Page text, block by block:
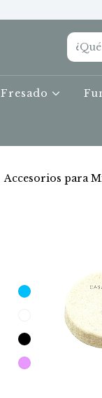
Fresado
Accesorios para